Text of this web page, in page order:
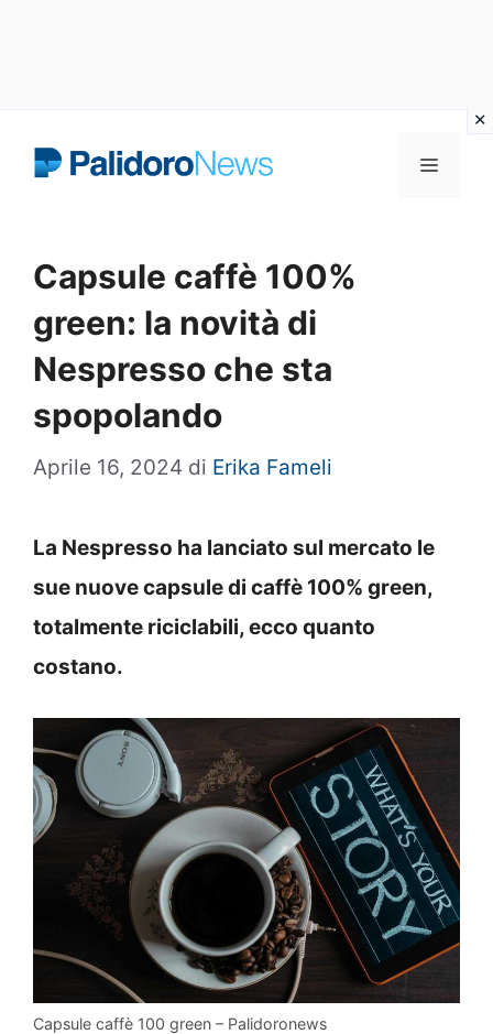
Menu
Capsule caffè 100%
green: la novità di
Nespresso che sta
spopolando
Aprile 16, 2024 di Erika Fameli
La Nespresso ha lanciato sul mercato le
sue nuove capsule di caffè 100% green,
totalmente riciclabili, ecco quanto
costano.
Capsule caffè 100 green – Palidoronews